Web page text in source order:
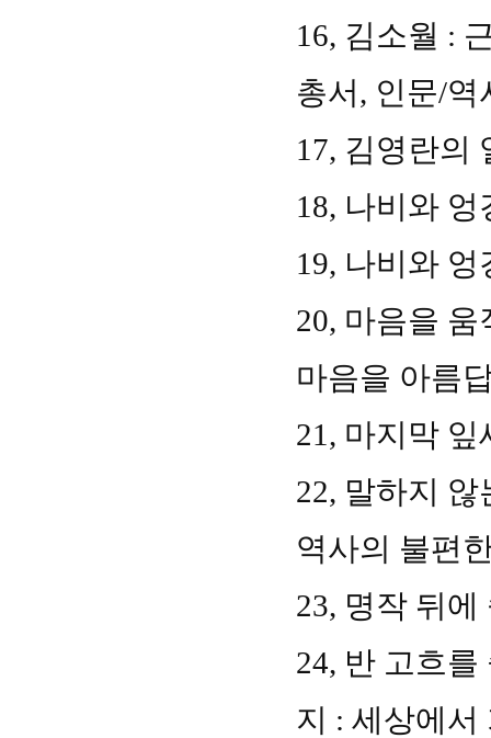
16, 김소월 :
총서, 인문/역
17, 김영란의
18, 나비와
19, 나비와
20, 마음을
마음을 아름
21, 마지막 잎
22, 말하지
역사의 불편
23, 명작 뒤에
24, 반 고흐
지 : 세상에서